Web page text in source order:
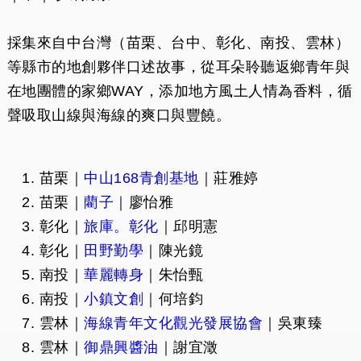
採集來自中台灣（苗栗、台中、彰化、南投、雲林）
等縣市的地創夥伴口述故事，從耳朵聆聽返鄉青年與
在地團體的家鄉WAY，添加地方風土人情為香料，循
聲吸取山線與海線的爽口與豐饒。
苗栗｜ 中山168青創基地 ｜莊雅婷
苗栗｜藺子 ｜廖怡雅
彰化｜旅庫。彰化 ｜邱明憲
彰化｜
田野勤學 ｜陳光鏡
南投｜華麗轉身 ｜朱怡甄
南投｜小鎮文創
｜何培鈞
雲林｜海線青年文化觀光發展協會 ｜吳東臻
雲林｜御鼎興醬油 ｜謝宜澂